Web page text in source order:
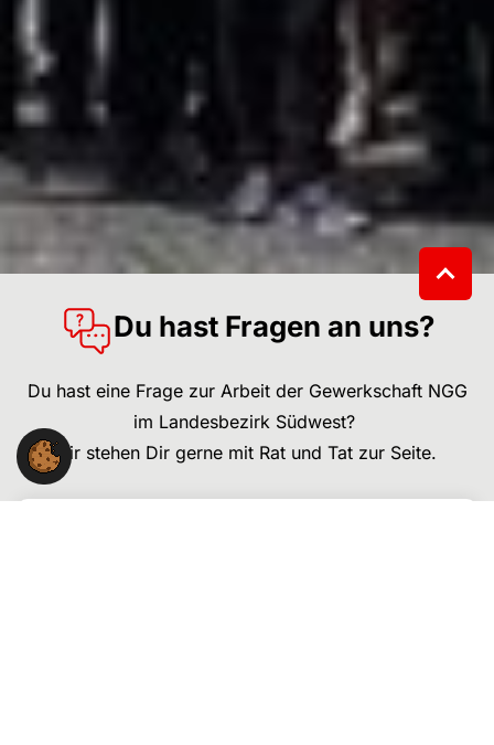
Du hast Fragen an uns?
Du hast eine Frage zur Arbeit der Gewerkschaft NGG
im Landesbezirk Südwest?
Wir stehen Dir gerne mit Rat und Tat zur Seite.